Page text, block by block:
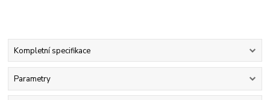
Kompletní specifikace
Parametry